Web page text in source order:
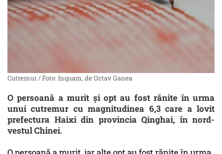
Cutremur / Foto: Inquam, de Octav Ganea
O persoană a murit și opt au fost rănite în urma
unui cutremur cu magnitudinea 6,3 care a lovit
prefectura Haixi din provincia Qinghai, în nord-
vestul Chinei.